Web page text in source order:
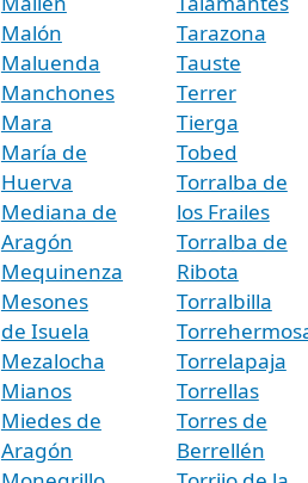
Malón
Maluenda
Manchones
Mara
María de
Huerva
Mediana de
Aragón
Mequinenza
Mesones
de Isuela
Mezalocha
Mianos
Miedes de
Aragón
Tarazona
Tauste
Terrer
Tierga
Tobed
Torralba de
los Frailes
Torralba de
Ribota
Torralbilla
Torrelapaja
Torrellas
Torres de
Berrellén